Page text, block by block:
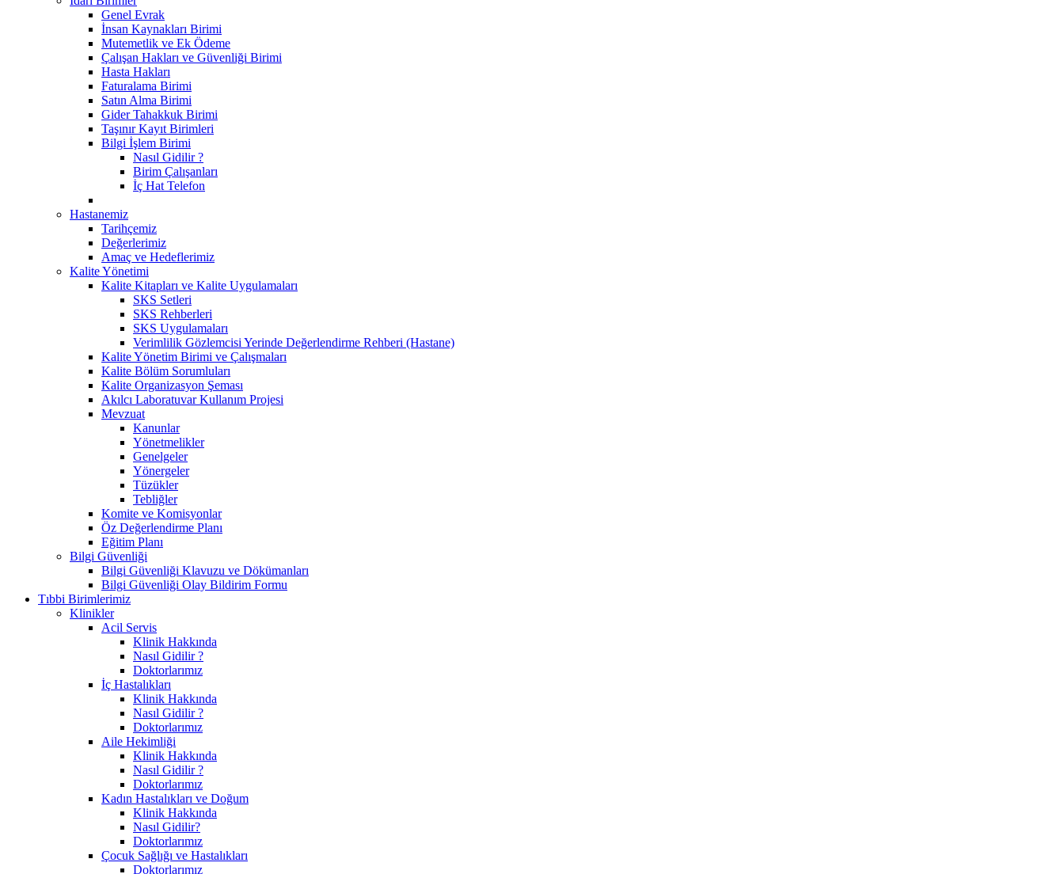
Genel Evrak
İnsan Kaynakları Birimi
Mutemetlik ve Ek Ödeme
Çalışan Hakları ve Güvenliği Birimi
Hasta Hakları
Faturalama Birimi
Satın Alma Birimi
Gider Tahakkuk Birimi
Taşınır Kayıt Birimleri
Bilgi İşlem Birimi
Nasıl Gidilir ?
Birim Çalışanları
İç Hat Telefon
Hastanemiz
Tarihçemiz
Değerlerimiz
Amaç ve Hedeflerimiz
Kalite Yönetimi
Kalite Kitapları ve Kalite Uygulamaları
SKS Setleri
SKS Rehberleri
SKS Uygulamaları
Verimlilik Gözlemcisi Yerinde Değerlendirme Rehberi (Hastane)
Kalite Yönetim Birimi ve Çalışmaları
Kalite Bölüm Sorumluları
Kalite Organizasyon Şeması
Akılcı Laboratuvar Kullanım Projesi
Mevzuat
Kanunlar
Yönetmelikler
Genelgeler
Yönergeler
Tüzükler
Tebliğler
Komite ve Komisyonlar
Öz Değerlendirme Planı
Eğitim Planı
Bilgi Güvenliği
Bilgi Güvenliği Klavuzu ve Dökümanları
Bilgi Güvenliği Olay Bildirim Formu
Tıbbi Birimlerimiz
Klinikler
Acil Servis
Klinik Hakkında
Nasıl Gidilir ?
Doktorlarımız
İç Hastalıkları
Klinik Hakkında
Nasıl Gidilir ?
Doktorlarımız
Aile Hekimliği
Klinik Hakkında
Nasıl Gidilir ?
Doktorlarımız
Kadın Hastalıkları ve Doğum
Klinik Hakkında
Nasıl Gidilir?
Doktorlarımız
Çocuk Sağlığı ve Hastalıkları
Doktorlarımız